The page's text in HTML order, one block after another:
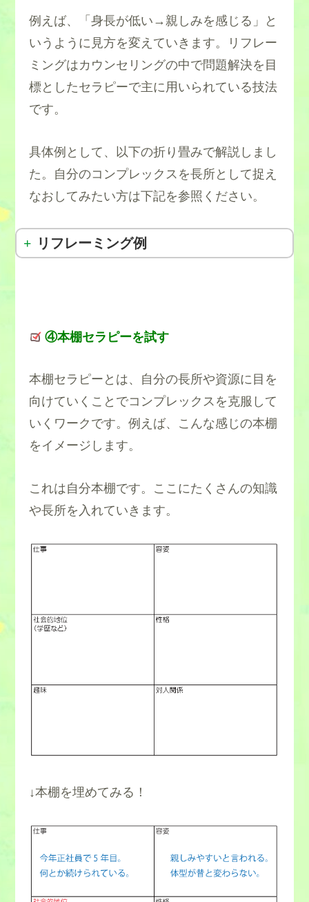
例えば、「身長が低い→親しみを感じる」と
いうように見方を変えていきます。リフレー
ミングはカウンセリングの中で問題解決を目
標としたセラピーで主に用いられている技法
です。
具体例として、以下の折り畳みで解説しまし
た。自分のコンプレックスを長所として捉え
なおしてみたい方は下記を参照ください。
リフレーミング例
④本棚セラピーを試す
本棚セラピーとは、自分の長所や資源に目を
向けていくことでコンプレックスを克服して
いくワークです。例えば、こんな感じの本棚
をイメージします。
これは自分本棚です。ここにたくさんの知識
や長所を入れていきます。
↓本棚を埋めてみる！